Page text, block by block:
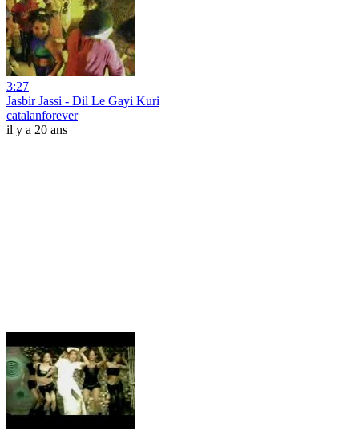
3:27
Jasbir Jassi - Dil Le Gayi Kuri
catalanforever
il y a 20 ans